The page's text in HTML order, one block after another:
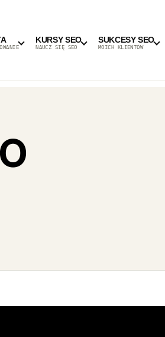
KURSY SEO
NAUCZ SIĘ SEO
SUKCESY SEO
MOICH KLIENTÓW